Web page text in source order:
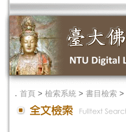
． 首頁 > 檢索系統 > 書目檢索 >